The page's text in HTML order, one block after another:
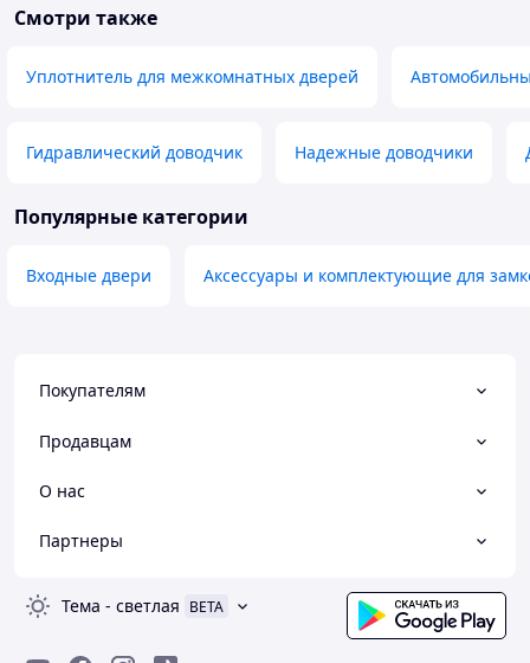
Смотри также
Уплотнитель для межкомнатных дверей
Гидравлический доводчик Надежные доводчики
Популярные категории
Входные двери Аксессуары и комплектующие для
Покупателям
Продавцам
О нас
Партнеры
Тема - светлая BETA